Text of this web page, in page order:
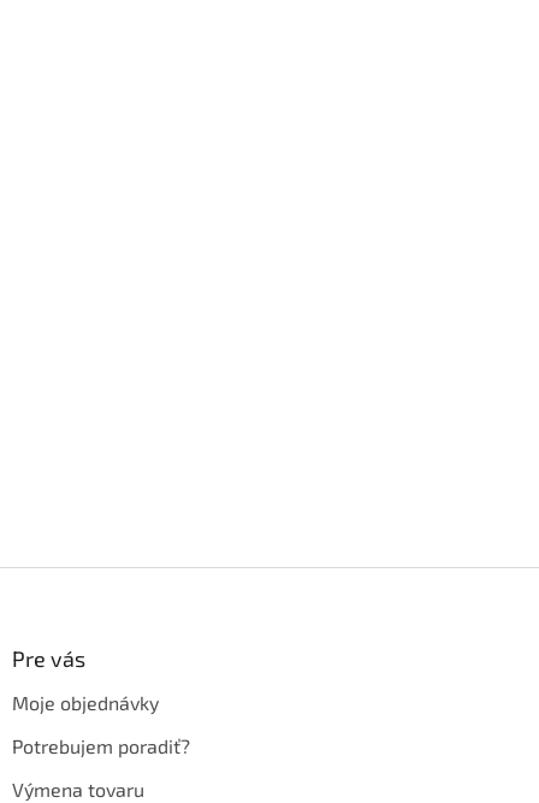
Pre vás
Moje objednávky
Potrebujem poradiť?
Výmena tovaru